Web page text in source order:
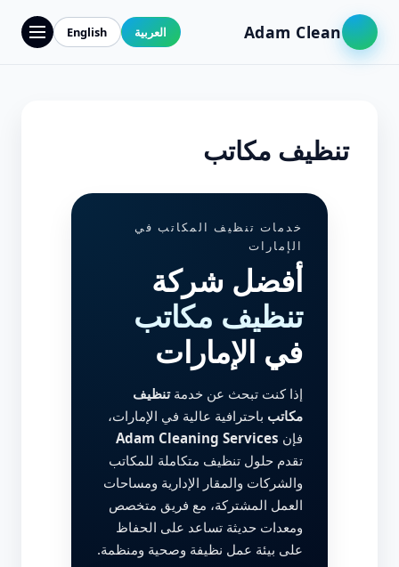
Adam Clean العربية English
تنظيف مكاتب
خدمات تنظيف المكاتب في
الإمارات
أفضل شركة
تنظيف مكاتب
في الإمارات
إذا كنت تبحث عن خدمةتنظيف
مكاتب باحترافية عالية في الإمارات،
فإن Adam Cleaning Services
تقدم حلول تنظيف متكاملة للمكاتب
والشركات والمقار الإدارية ومساحات
العمل المشتركة، مع فريق متخصص
ومعدات حديثة تساعد على الحفاظ
على بيئة عمل نظيفة وصحية ومنظمة.